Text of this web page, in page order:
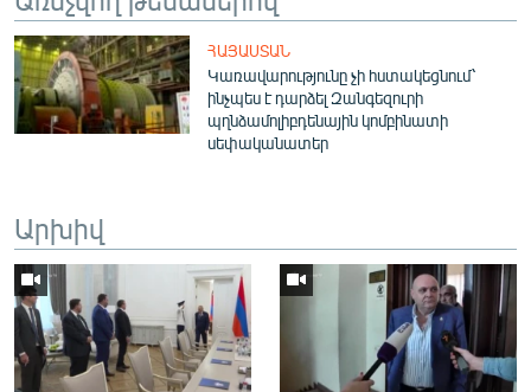
English
Русский
ՀԵՏԵՎԵՔ ՄԵԶ
«Ազատության» բոլոր կայքերը
ՀԱՅԱՍՏԱՆ
Կառավարությունը չի հստակեցնում՝
ինչպես է դարձել Զանգեզուրի
պղնձամոլիբդենային կոմբինատի
սեփականատեր
Արխիվ